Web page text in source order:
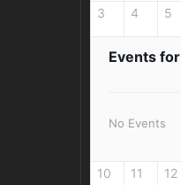
3 4 5
Events for
No Events
10 11 12